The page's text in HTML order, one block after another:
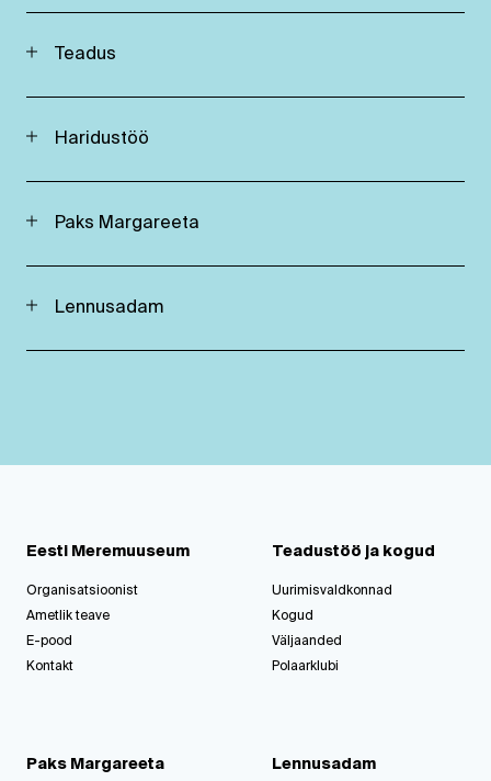
Teadus
Haridustöö
Paks Margareeta
Lennusadam
Eesti Meremuuseum
Organisatsioonist
Ametlik teave
E-pood
Kontakt
Teadustöö ja kogud
Uurimisvaldkonnad
Kogud
Väljaanded
Polaarklubi
Paks Margareeta Lennusadam